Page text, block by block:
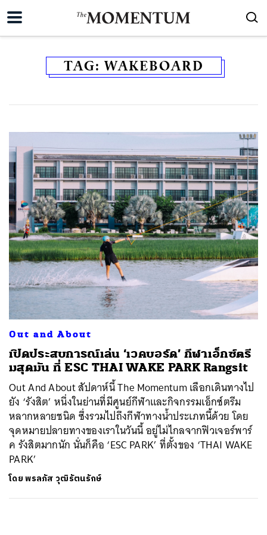
TAG:WAKEBOARD
Out and About
เปิดประสบการณ์เล่น ‘เวคบอร์ด’ กีฬาเอ็กซ์ตรี
มสุดมัน ที่ ESC THAI WAKE PARK Rangsit
Out And About สัปดาห์นี้ The Momentum เลือกเดินทางไป
ยัง ‘รังสิต’ หนึ่งในย่านที่มีศูนย์กีฬาและกิจกรรมเอ็กซ์ตรีม
หลากหลายชนิด ซึ่งรวมไปถึงกีฬาทางน้ำประเภทนี้ด้วย โดย
จุดหมายปลายทางของเราในวันนี้ อยู่ไม่ไกลจากฟิวเจอร์พาร์
ค รังสิตมากนัก นั่นก็คือ ‘ESC PARK’ ที่ตั้งของ ‘THAI WAKE
PARK’
โดยพรลภัส วุฒิรัตนรักษ์
SHARE